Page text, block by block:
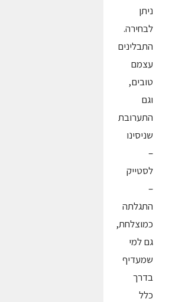
ניתן
לבחירה.
התבלינים
עצמם
טובים,
וגם
התערובת
שניסינו
–
לסטייק
–
התגלתה
כמוצלחת,
גם למי
שמעדיף
בדרך
כלל